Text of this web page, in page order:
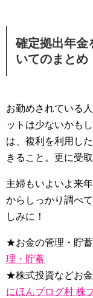
確定拠出年金
いてのまとめ
お勤めされている
ットは少ないかも
は、複利を利用し
きること。更に受
主婦もいよいよ来
からしっかり調べ
しみに！
★お金の管理・貯
理・貯蓄
★株式投資などお
にほんブログ村 株